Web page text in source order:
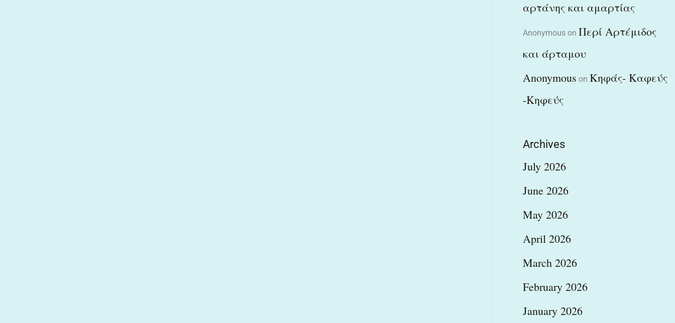
αρτάνης και αμαρτίας
Anonymous on Περί Αρτέμιδος
και άρταμου
Anonymous on Κηφάς- Καφεύς
-Κηφεύς
Archives
July 2026
June 2026
May 2026
April 2026
March 2026
February 2026
January 2026